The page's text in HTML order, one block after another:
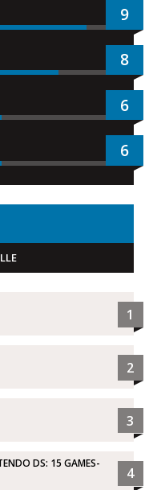
9
8
6
6
1
2
3
DS: 15 GAMES-
4